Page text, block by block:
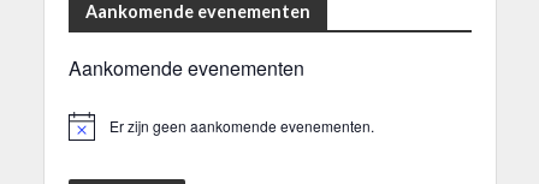
Aankomende evenementen
Aankomende evenementen
Er zijn geen aankomende evenementen.